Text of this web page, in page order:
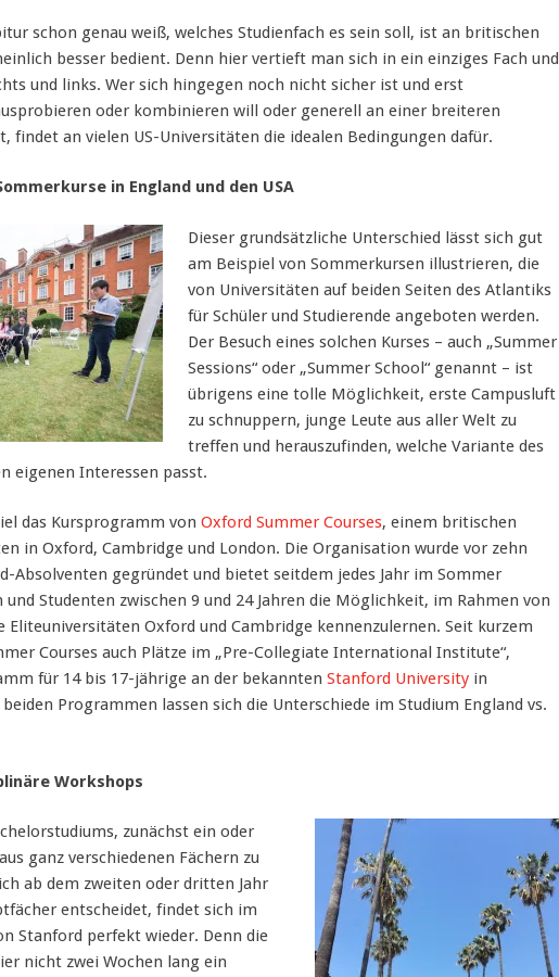
schon genau weiß, welches Studienfach es sein soll, ist an britischen
besser bedient. Denn hier vertieft man sich in ein einziges Fach und
und links. Wer sich hingegen noch nicht sicher ist und erst
oder kombinieren will oder generell an einer breiteren
findet an vielen US-Universitäten die idealen Bedingungen dafür.
in England und den USA
Dieser grundsätzliche Unterschied lässt sich gut
am Beispiel von Sommerkursen illustrieren, die
von Universitäten auf beiden Seiten des Atlantiks
für Schüler und Studierende angeboten werden.
Der Besuch eines solchen Kurses – auch „Summer
Sessions“ oder „Summer School“ genannt – ist
übrigens eine tolle Möglichkeit, erste Campusluft
zu schnuppern, junge Leute aus aller Welt zu
treffen und herauszufinden, welche Variante des
eigenen Interessen passt.
das Kursprogramm von Oxford Summer Courses, einem britischen
in Oxford, Cambridge und London. Die Organisation wurde vor zehn
Absolventen gegründet und bietet seitdem jedes Jahr im Sommer
Studenten zwischen 9 und 24 Jahren die Möglichkeit, im Rahmen von
Eliteuniversitäten Oxford und Cambridge kennenzulernen. Seit kurzem
Courses auch Plätze im „Pre-Collegiate International Institute“,
für 14 bis 17-jährige an der bekannten Stanford University in
Programmen lassen sich die Unterschiede im Studium England vs.
Workshops
zunächst ein oder
ganz verschiedenen Fächern zu
ab dem zweiten oder dritten Jahr
entscheidet, findet sich im
Stanford perfekt wieder. Denn die
nicht zwei Wochen lang ein